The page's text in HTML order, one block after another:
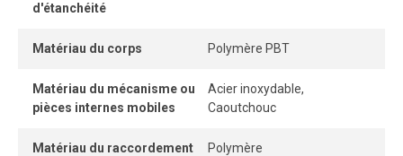
d'étanchéité
Matériau du corps Polymère PBT
Matériau du mécanisme ou
pièces internes mobiles
Acier inoxydable,
Caoutchouc
Matériau du raccordement
Polymère